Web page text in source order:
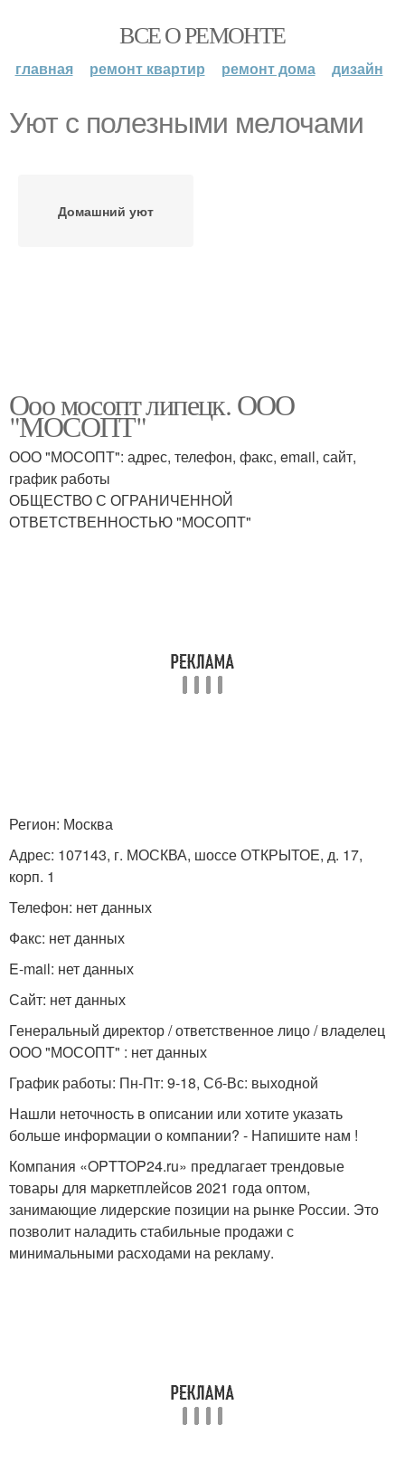
ВСЕ О РЕМОНТЕ
главная ремонт квартир ремонт дома дизайн
Уют с полезными мелочами
Домашний уют
Ооо мосопт липецк. ООО
"МОСОПТ"
ООО "МОСОПТ": адрес, телефон, факс, email, сайт,
график работы
ОБЩЕСТВО С ОГРАНИЧЕННОЙ
ОТВЕТСТВЕННОСТЬЮ "МОСОПТ"
Регион: Москва
Адрес: 107143, г. МОСКВА, шоссе ОТКРЫТОЕ, д. 17,
корп. 1
Телефон: нет данных
Факс: нет данных
E-mail: нет данных
Сайт: нет данных
Генеральный директор / ответственное лицо / владелец
ООО "МОСОПТ" : нет данных
График работы: Пн-Пт: 9-18, Сб-Вс: выходной
Нашли неточность в описании или хотите указать
больше информации о компании? - Напишите нам !
Компания «OPTTOP24.ru» предлагает трендовые
товары для маркетплейсов 2021 года оптом,
занимающие лидерские позиции на рынке России. Это
позволит наладить стабильные продажи с
минимальными расходами на рекламу.